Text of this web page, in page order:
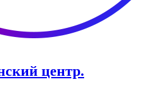
центр.